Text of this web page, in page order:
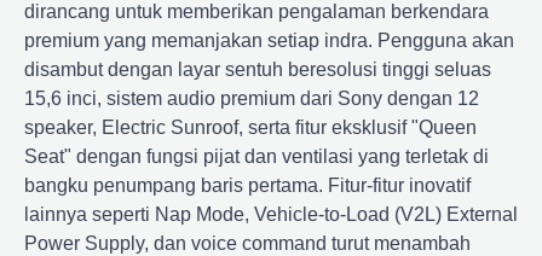
dirancang untuk memberikan pengalaman berkendara
premium yang memanjakan setiap indra. Pengguna akan
disambut dengan layar sentuh beresolusi tinggi seluas
15,6 inci, sistem audio premium dari Sony dengan 12
speaker, Electric Sunroof, serta fitur eksklusif "Queen
Seat" dengan fungsi pijat dan ventilasi yang terletak di
bangku penumpang baris pertama. Fitur-fitur inovatif
lainnya seperti Nap Mode, Vehicle-to-Load (V2L) External
Power Supply, dan voice command turut menambah